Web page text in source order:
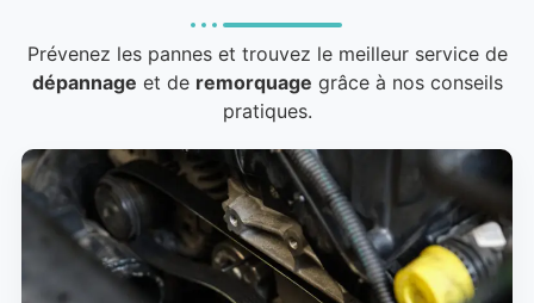
Prévenez les pannes et trouvez le meilleur service de
dépannage et de remorquage grâce à nos conseils
pratiques.